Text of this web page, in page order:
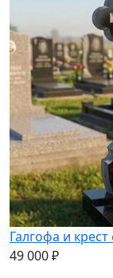
Галгофа и
49 000 ₽